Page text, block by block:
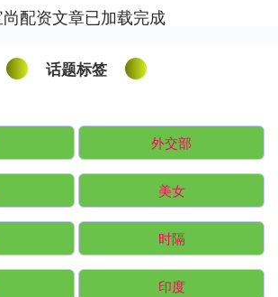
配资文章已加载完成
话题标签
外交部
美女
时隔
印度